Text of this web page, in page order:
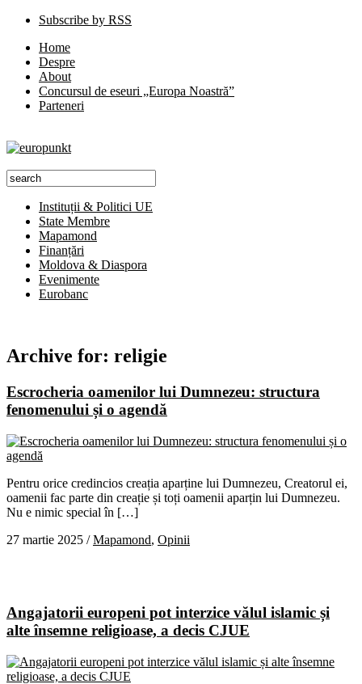
Subscribe by RSS
Home
Despre
About
Concursul de eseuri „Europa Noastră”
Parteneri
Instituții & Politici UE
State Membre
Mapamond
Finanțări
Moldova & Diaspora
Evenimente
Eurobanc
Archive for: religie
Escrocheria oamenilor lui Dumnezeu: structura
fenomenului și o agendă
Pentru orice credincios creația aparține lui Dumnezeu, Creatorul ei,
oamenii fac parte din creație și toți oamenii aparțin lui Dumnezeu.
Nu e nimic special în […]
27 martie 2025 /Mapamond, Opinii
Angajatorii europeni pot interzice vălul islamic și
alte însemne religioase, a decis CJUE